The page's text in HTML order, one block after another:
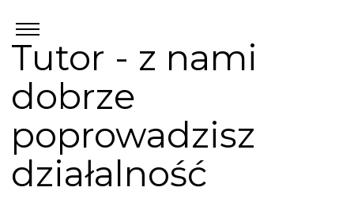
Tutor - z nami
dobrze
poprowadzisz
działalność